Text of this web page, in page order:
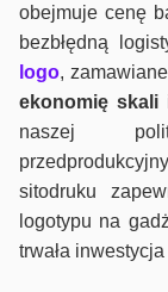
obejmuje cenę
bezbłędną
logo,
ekonomię skalii
naszej
sitodruku
logotypu na
trwała